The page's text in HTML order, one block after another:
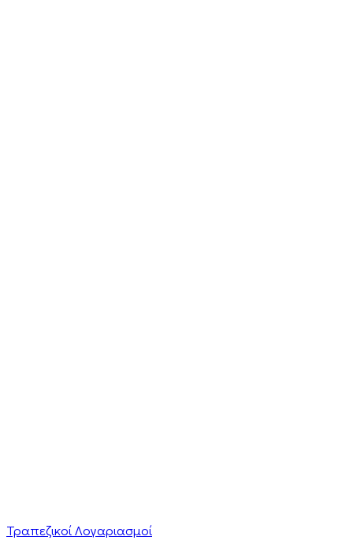
Τραπεζικοί Λογαριασμοί